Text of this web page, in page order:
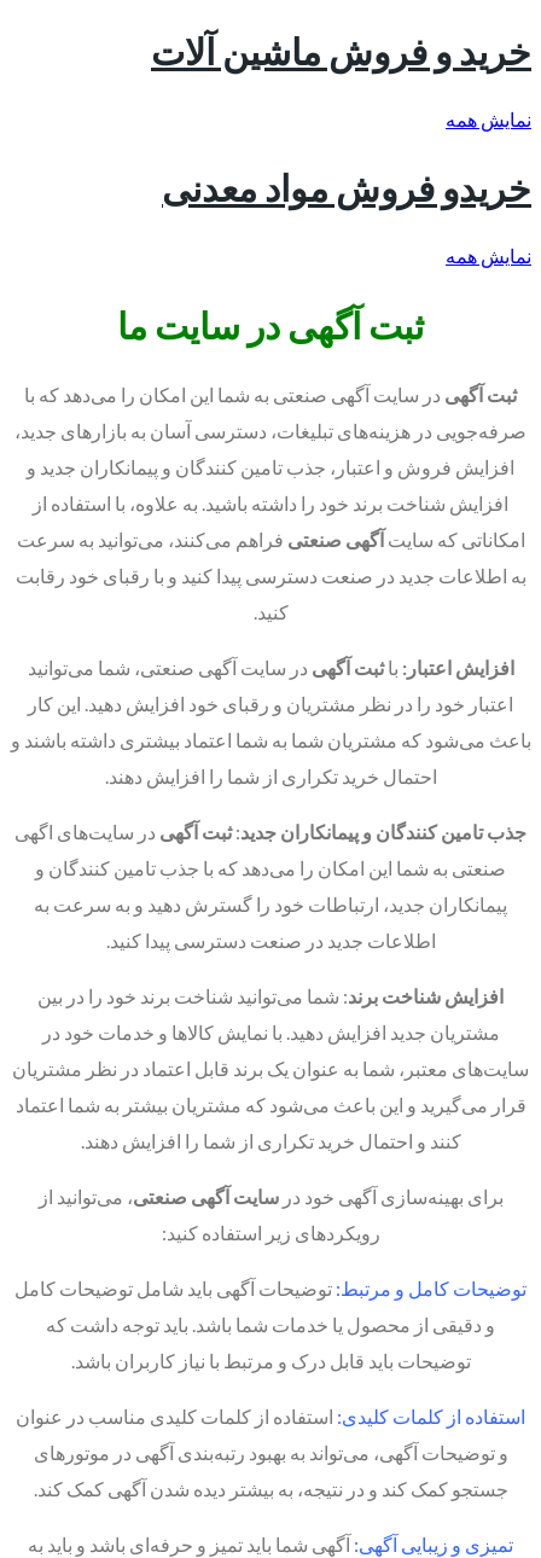
خرید و فروش ماشین آلات
نمایش همه
خریدو فروش مواد معدنی
نمایش همه
ثبت آگهی در سایت ما
ثبت آگهی در سایت‌ آگهی صنعتی به شما این امکان را می‌دهد که با
صرفه‌جویی در هزینه‌های تبلیغات، دسترسی آسان به بازارهای جدید،
افزایش فروش و اعتبار، جذب تامین کنندگان و پیمانکاران جدید و
افزایش شناخت برند خود را داشته باشید. به علاوه، با استفاده از
امکاناتی که سایت‌ آگهی صنعتی فراهم می‌کنند، می‌توانید به سرعت
به اطلاعات جدید در صنعت دسترسی پیدا کنید و با رقبای خود رقابت
کنید.
افزایش اعتبار: باثبت آگهی در سایت‌ آگهی صنعتی، شما می‌توانید
اعتبار خود را در نظر مشتریان و رقبای خود افزایش دهید. این کار
باعث می‌شود که مشتریان شما به شما اعتماد بیشتری داشته باشند و
احتمال خرید تکراری از شما را افزایش دهند.
جذب تامین کنندگان و پیمانکاران جدید:ثبت آگهی در سایت‌های اگهی
صنعتی به شما این امکان را می‌دهد که با جذب تامین کنندگان و
پیمانکاران جدید، ارتباطات خود را گسترش دهید و به سرعت به
اطلاعات جدید در صنعت دسترسی پیدا کنید.
افزایش شناخت برند: شما می‌توانید شناخت برند خود را در بین
مشتریان جدید افزایش دهید. با نمایش کالاها و خدمات خود در
سایت‌های معتبر، شما به عنوان یک برند قابل اعتماد در نظر مشتریان
قرار می‌گیرید و این باعث می‌شود که مشتریان بیشتر به شما اعتماد
کنند و احتمال خرید تکراری از شما را افزایش دهند.
برای بهینه‌سازی آگهی خود درسایت‌ آگهی صنعتی، می‌توانید از
رویکردهای زیر استفاده کنید:
توضیحات کامل و مرتبط: توضیحات آگهی باید شامل توضیحات کامل
و دقیقی از محصول یا خدمات شما باشد. باید توجه داشت که
توضیحات باید قابل درک و مرتبط با نیاز کاربران باشد.
استفاده از کلمات کلیدی: استفاده از کلمات کلیدی مناسب در عنوان
و توضیحات آگهی، می‌تواند به بهبود رتبه‌بندی آگهی در موتورهای
جستجو کمک کند و در نتیجه، به بیشتر دیده شدن آگهی کمک کند.
تمیزی و زیبایی آگهی: آگهی شما باید تمیز و حرفه‌ای باشد و باید به